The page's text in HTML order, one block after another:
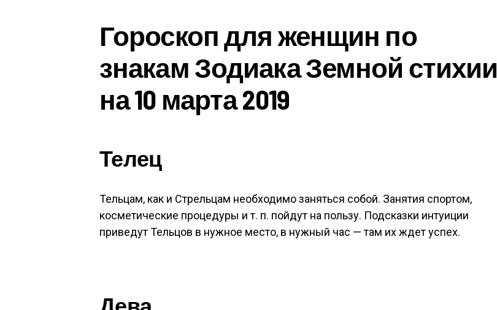
Гороскоп для женщин по
знакам Зодиака Земной стихии
на 10 марта 2019
Телец
Тельцам, как и Стрельцам необходимо заняться собой. Занятия спортом,
косметические процедуры и т. п. пойдут на пользу. Подсказки интуиции
приведут Тельцов в нужное место, в нужный час — там их ждет успех.